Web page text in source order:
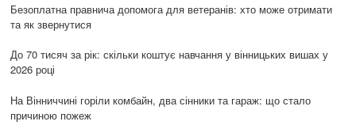
Безоплатна правнича допомога для ветеранів: хто може отримати
та як звернутися
До 70 тисяч за рік: скільки коштує навчання у вінницьких вишах у
2026 році
На Вінниччині горіли комбайн, два сінники та гараж: що стало
причиною пожеж